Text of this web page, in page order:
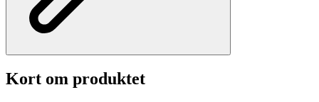
Kort om produktet